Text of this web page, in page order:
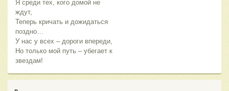
Я среди тех, кого домой не
ждут,
Теперь кричать и дожидаться
поздно…
У нас у всех – дороги впереди,
Но только мой путь – убегает к
звездам!